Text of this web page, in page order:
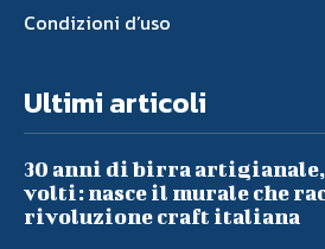
Condizioni d’uso
Ultimi articoli
30 anni di birra
volti: nasce il murale che
rivoluzione craft italiana